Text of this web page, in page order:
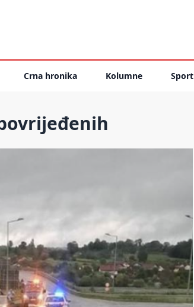
Crna hronika Kolumne Sport